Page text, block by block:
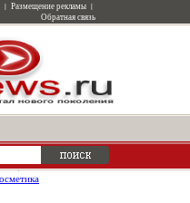
| Размещение рекламы |
Обратная связь